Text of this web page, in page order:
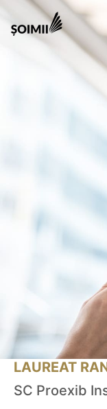
LAUREAT
SC Proexib